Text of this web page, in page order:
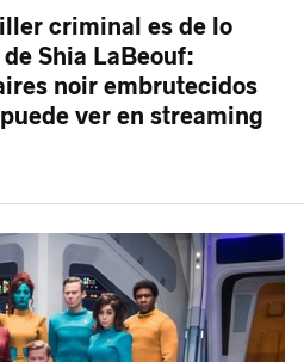
criminal es de lo
Shia LaBeouf:
noir embrutecidos
ver en streaming